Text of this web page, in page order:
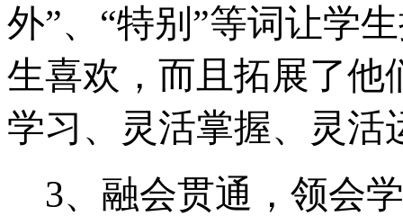
外”、“特别”等词让学
生喜欢，而且拓展了他
学习、灵活掌握、灵活
3、融会贯通，领会